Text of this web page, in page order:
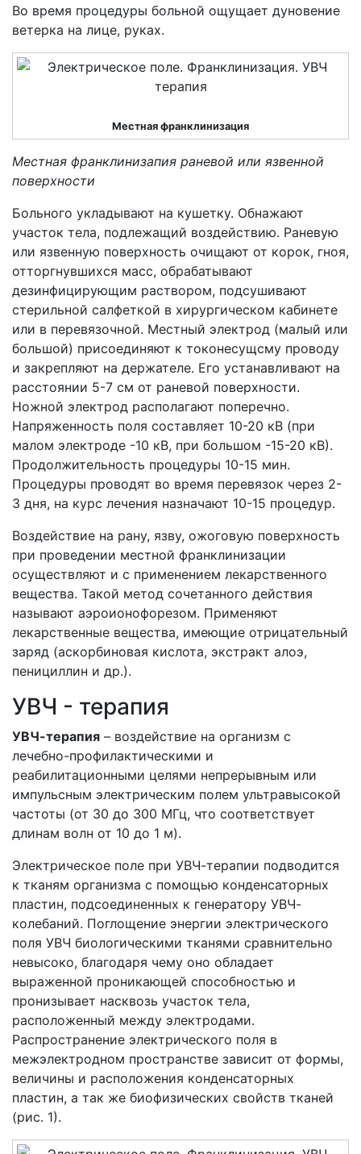
Во время процедуры больной ощущает дуновение
ветерка на лице, руках.
Местная франклинизация
Местная франклинизапия раневой или язвенной
поверхности
Больного укладывают на кушетку. Обнажают
участок тела, подлежащий воздействию. Раневую
или язвенную поверхность очищают от корок, гноя,
отторгнувшихся масс, обрабатывают
дезинфицирующим раствором, подсушивают
стерильной салфеткой в хирургическом кабинете
или в перевязочной. Местный электрод (малый или
большой) присоединяют к токонесущсму проводу
и закрепляют на держателе. Его устанавливают на
расстоянии 5-7 см от раневой поверхности.
Ножной электрод располагают поперечно.
Напряженность поля составляет 10-20 кВ (при
малом электроде -10 кВ, при большом -15-20 кВ).
Продолжительность процедуры 10-15 мин.
Процедуры проводят во время перевязок через 2-
3 дня, на курс лечения назначают 10-15 процедур.
Воздействие на рану, язву, ожоговую поверхность
при проведении местной франклинизации
осуществляют и с применением лекарственного
вещества. Такой метод сочетанного действия
называют аэроионофорезом. Применяют
лекарственные вещества, имеющие отрицательный
заряд (аскорбиновая кислота, экстракт алоэ,
пенициллин и др.).
УВЧ - терапия
УВЧ-терапия – воздействие на организм с
лечебно-профилактическими и
реабилитационными целями непрерывным или
импульсным электрическим полем ультравысокой
частоты (от 30 до 300 МГц, что соответствует
длинам волн от 10 до 1 м).
Электрическое поле при УВЧ-терапии подводится
к тканям организма с помощью конденсаторных
пластин, подсоединенных к генератору УВЧ-
колебаний. Поглощение энергии электрического
поля УВЧ биологическими тканями сравнительно
невысоко, благодаря чему оно обладает
выраженной проникающей способностью и
пронизывает насквозь участок тела,
расположенный между электродами.
Распространение электрического поля в
межэлектродном пространстве зависит от формы,
величины и расположения конденсаторных
пластин, а так же биофизических свойств тканей
(рис. 1).